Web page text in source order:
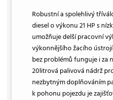
Robustní a spolehlivý
diesel o výkonu 21 HP s
umožňuje delší pracovní
výkonnějšího žacího
bez problémů funguje i za
20litrová palivová nádrž
nezbytným doplňováním
k pohonu pojezdu je